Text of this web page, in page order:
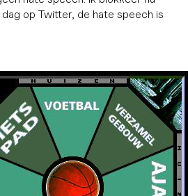
op Twitter, de hate speech is